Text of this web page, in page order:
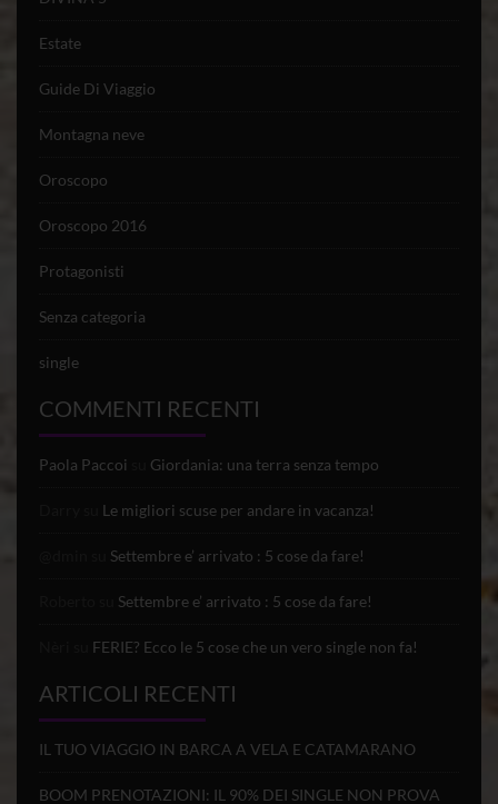
Estate
Guide Di Viaggio
Montagna neve
Oroscopo
Oroscopo 2016
Protagonisti
Senza categoria
single
COMMENTI RECENTI
Paola Paccoi Giordania: una terra senza tempo
Le migliori scuse per andare in vacanza!
Settembre e’ arrivato : 5 cose da fare!
Settembre e’ arrivato : 5 cose da fare!
FERIE? Ecco le 5 cose che un vero single non fa!
ARTICOLI RECENTI
IL TUO VIAGGIO IN BARCA A VELA E CATAMARANO
BOOM PRENOTAZIONI: IL 90% DEI SINGLE NON PROVA